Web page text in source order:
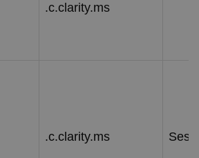
.c.clarity.ms
.c.clarity.ms